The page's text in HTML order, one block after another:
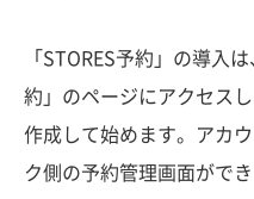
「STORES予約」の導入
約」のページにアクセス
作成して始めます。アカ
ク側の予約管理画面がで